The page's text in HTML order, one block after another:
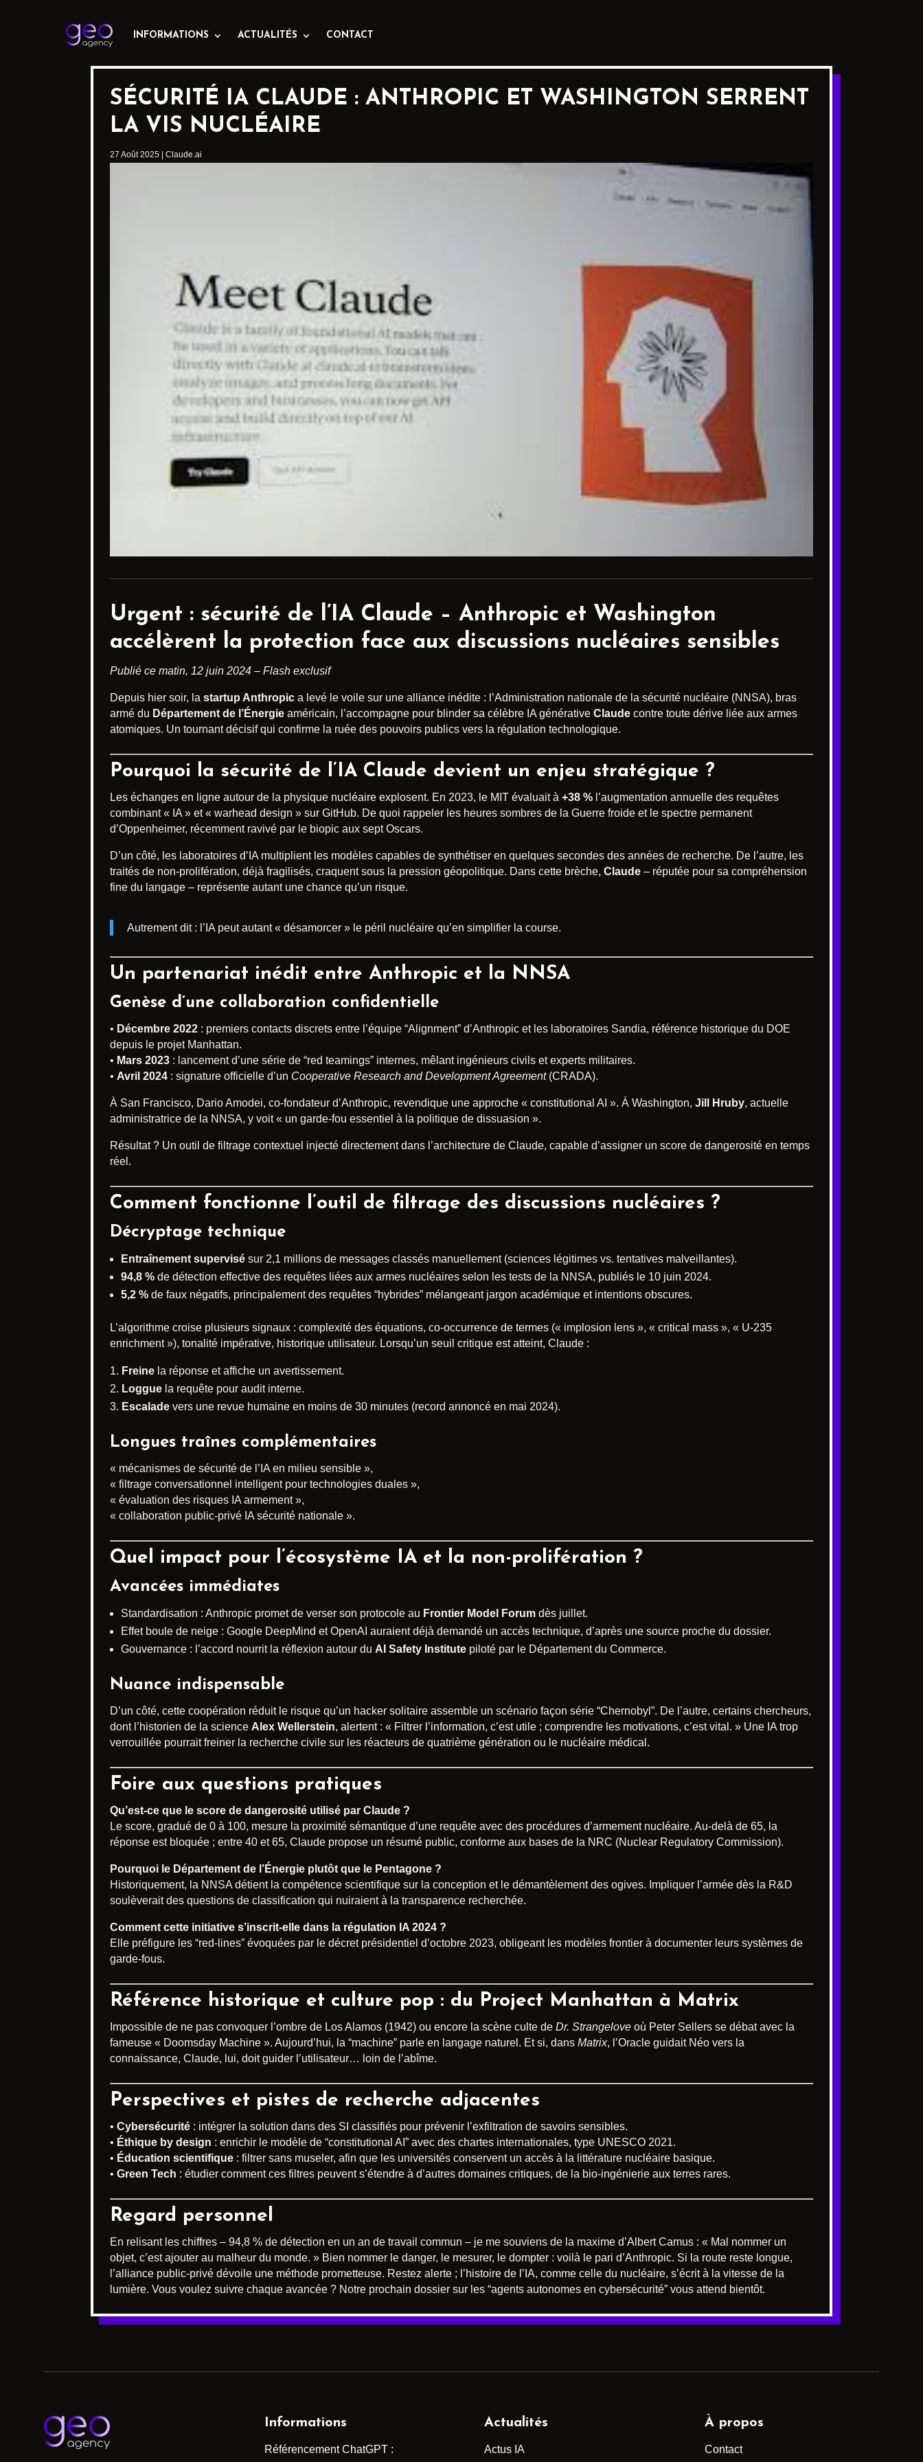
INFORMATIONS ACTUALITÉS CONTACT
SÉCURITÉ IA CLAUDE : ANTHROPIC ET WASHINGTON SERRENT
LA VIS NUCLÉAIRE
27 Août 2025 Claude.ai
Urgent : sécurité de l’IA Claude – Anthropic et Washington
accélèrent la protection face aux discussions nucléaires sensibles
Publié ce matin, 12 juin 2024 – Flash exclusif
Depuis hier soir, la startup Anthropic a levé le voile sur une alliance inédite : l’Administration nationale de la sécurité nucléaire (NNSA), bras
armé du Département de l’Énergie américain, l’accompagne pour blinder sa célèbre IA générative Claude contre toute dérive liée aux armes
atomiques. Un tournant décisif qui confirme la ruée des pouvoirs publics vers la régulation technologique.
Pourquoi la sécurité de l’IA Claude devient un enjeu stratégique ?
Les échanges en ligne autour de la physique nucléaire explosent. En 2023, le MIT évaluait à +38 % l’augmentation annuelle des requêtes
combinant « IA » et « warhead design » sur GitHub. De quoi rappeler les heures sombres de la Guerre froide et le spectre permanent
d’Oppenheimer, récemment ravivé par le biopic aux sept Oscars.
D’un côté, les laboratoires d’IA multiplient les modèles capables de synthétiser en quelques secondes des années de recherche. De l’autre, les
traités de non-prolifération, déjà fragilisés, craquent sous la pression géopolitique. Dans cette brèche, Claude – réputée pour sa compréhension
fine du langage – représente autant une chance qu’un risque.
Autrement dit : l’IA peut autant « désamorcer » le péril nucléaire qu’en simplifier la course.
Un partenariat inédit entre Anthropic et la NNSA
Genèse d’une collaboration confidentielle
• Décembre 2022 : premiers contacts discrets entre l’équipe “Alignment” d’Anthropic et les laboratoires Sandia, référence historique du DOE
depuis le projet Manhattan.
• Mars 2023 : lancement d’une série de “red teamings” internes, mêlant ingénieurs civils et experts militaires.
• Avril 2024 : signature officielle d’un Cooperative Research and Development Agreement(CRADA).
À San Francisco, Dario Amodei, co-fondateur d’Anthropic, revendique une approche « constitutional AI ». À Washington, Jill Hruby, actuelle
administratrice de la NNSA, y voit « un garde-fou essentiel à la politique de dissuasion ».
Résultat ? Un outil de filtrage contextuel injecté directement dans l’architecture de Claude, capable d’assigner un score de dangerosité en temps
réel.
Comment fonctionne l’outil de filtrage des discussions nucléaires ?
Décryptage technique
Entraînement supervisé sur 2,1 millions de messages classés manuellement (sciences légitimes vs. tentatives malveillantes).
94,8 % de détection effective des requêtes liées aux armes nucléaires selon les tests de la NNSA, publiés le 10 juin 2024.
5,2 % de faux négatifs, principalement des requêtes “hybrides” mélangeant jargon académique et intentions obscures.
L’algorithme croise plusieurs signaux : complexité des équations, co-occurrence de termes (« implosion lens », « critical mass », « U-235
enrichment »), tonalité impérative, historique utilisateur. Lorsqu’un seuil critique est atteint, Claude :
Freine la réponse et affiche un avertissement.
Loggue la requête pour audit interne.
Escalade vers une revue humaine en moins de 30 minutes (record annoncé en mai 2024).
Longues traînes complémentaires
« mécanismes de sécurité de l’IA en milieu sensible »,
« filtrage conversationnel intelligent pour technologies duales »,
« évaluation des risques IA armement »,
« collaboration public-privé IA sécurité nationale ».
Quel impact pour l’écosystème IA et la non-prolifération ?
Avancées immédiates
Standardisation : Anthropic promet de verser son protocole au Frontier Model Forum dès juillet.
Effet boule de neige : Google DeepMind et OpenAI auraient déjà demandé un accès technique, d’après une source proche du dossier.
Gouvernance : l’accord nourrit la réflexion autour du AI Safety Institute piloté par le Département du Commerce.
Nuance indispensable
D’un côté, cette coopération réduit le risque qu’un hacker solitaire assemble un scénario façon série “Chernobyl”. De l’autre, certains chercheurs,
dont l’historien de la science Alex Wellerstein, alertent : « Filtrer l’information, c’est utile ; comprendre les motivations, c’est vital. » Une IA trop
verrouillée pourrait freiner la recherche civile sur les réacteurs de quatrième génération ou le nucléaire médical.
Foire aux questions pratiques
Qu’est-ce que le score de dangerosité utilisé par Claude ?
Le score, gradué de 0 à 100, mesure la proximité sémantique d’une requête avec des procédures d’armement nucléaire. Au-delà de 65, la
réponse est bloquée ; entre 40 et 65, Claude propose un résumé public, conforme aux bases de la NRC (Nuclear Regulatory Commission).
Pourquoi le Département de l’Énergie plutôt que le Pentagone ?
Historiquement, la NNSA détient la compétence scientifique sur la conception et le démantèlement des ogives. Impliquer l’armée dès la R&D
soulèverait des questions de classification qui nuiraient à la transparence recherchée.
Comment cette initiative s’inscrit-elle dans la régulation IA 2024 ?
Elle préfigure les “red-lines” évoquées par le décret présidentiel d’octobre 2023, obligeant les modèles frontier à documenter leurs systèmes de
garde-fous.
Référence historique et culture pop : du Project Manhattan à Matrix
Impossible de ne pas convoquer l’ombre de Los Alamos (1942) ou encore la scène culte de Dr. Strangelove où Peter Sellers se débat avec la
fameuse « Doomsday Machine ». Aujourd’hui, la “machine” parle en langage naturel. Et si, dans Matrix, l’Oracle guidait Néo vers la
connaissance, Claude, lui, doit guider l’utilisateur… loin de l’abîme.
Perspectives et pistes de recherche adjacentes
• Cybersécurité : intégrer la solution dans des SI classifiés pour prévenir l’exfiltration de savoirs sensibles.
• Éthique by design : enrichir le modèle de “constitutional AI” avec des chartes internationales, type UNESCO 2021.
• Éducation scientifique : filtrer sans museler, afin que les universités conservent un accès à la littérature nucléaire basique.
• Green Tech : étudier comment ces filtres peuvent s’étendre à d’autres domaines critiques, de la bio-ingénierie aux terres rares.
Regard personnel
En relisant les chiffres – 94,8 % de détection en un an de travail commun – je me souviens de la maxime d’Albert Camus : « Mal nommer un
objet, c’est ajouter au malheur du monde. » Bien nommer le danger, le mesurer, le dompter : voilà le pari d’Anthropic. Si la route reste longue,
l’alliance public-privé dévoile une méthode prometteuse. Restez alerte ; l’histoire de l’IA, comme celle du nucléaire, s’écrit à la vitesse de la
lumière. Vous voulez suivre chaque avancée ? Notre prochain dossier sur les “agents autonomes en cybersécurité” vous attend bientôt.
Informations
Référencement ChatGPT :
Actualités
Actus IA
À propos
Contact